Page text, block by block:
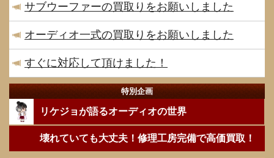
サブウーファーの買取りをお願いしました
オーディオ一式の買取りをお願いしました
すぐに対応して頂けました！
特別企画
リケジョが語るオーディオの世界
壊れていても大丈夫！修理工房完備で高価買取！